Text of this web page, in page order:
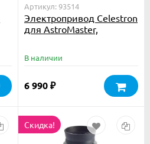
Артикул: 93514
Электропривод Celestron
для AstroMaster,
В наличии
6 990 ₽
Скидка!